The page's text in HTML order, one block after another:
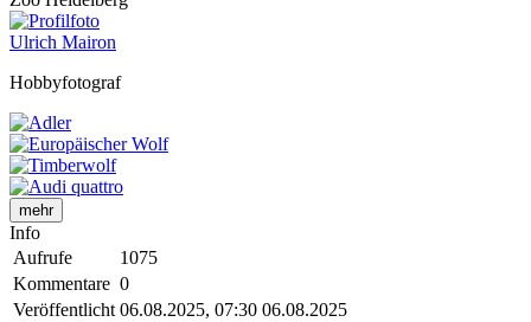
Ulrich Mairon
Hobbyfotograf
mehr
Info
Aufrufe
1075
Kommentare 0
Veröffentlicht 06.08.2025, 07:30 06.08.2025